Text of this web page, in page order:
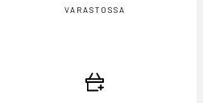
VARASTOSSA